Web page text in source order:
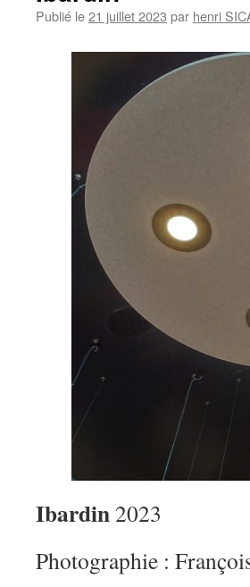
Publié le21 juillet 2023 par henri
Ibardin 2023
Photographie :